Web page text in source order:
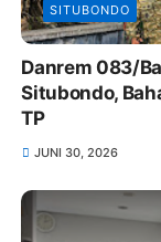
SITUBONDO
Danrem 083/
Situbondo,
TP
JUNI 30, 2026